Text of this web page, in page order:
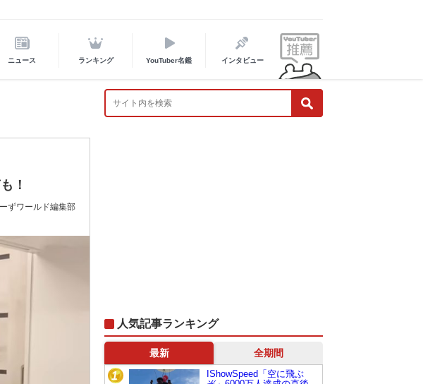
ニュース ランキング YouTuber名鑑 インタビュー
！
ずワールド編集部
人気記事ランキング
最新 全期間
1
IShowSpeed「空に飛ぶ